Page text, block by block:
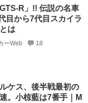
R」!! 伝説の名車
目から7代目スカイラ
は
ーWeb 18
ケス、後半戦最初の
。小椋藍は7番手｜M